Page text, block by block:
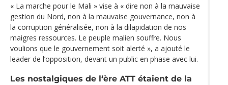
« La marche pour le Mali » vise à « dire non à la mauvaise
gestion du Nord, non à la mauvaise gouvernance, non à
la corruption généralisée, non à la dilapidation de nos
maigres ressources. Le peuple malien souffre. Nous
voulions que le gouvernement soit alerté », a ajouté le
leader de l’opposition, devant un public en phase avec lui.
Les nostalgiques de l‘ère ATT étaient de la